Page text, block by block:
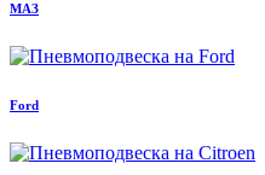
МАЗ
Ford